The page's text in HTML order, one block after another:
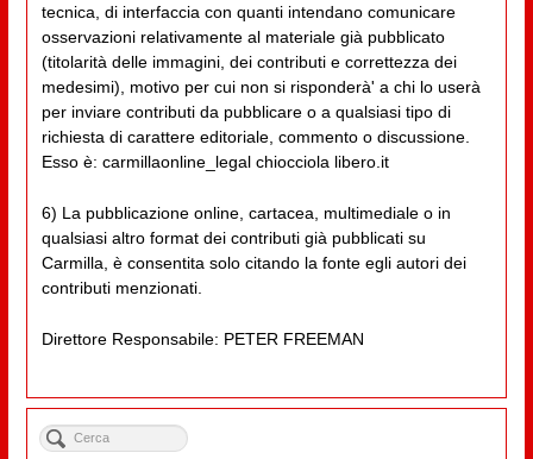
tecnica, di interfaccia con quanti intendano comunicare
osservazioni relativamente al materiale già pubblicato
(titolarità delle immagini, dei contributi e correttezza dei
medesimi), motivo per cui non si risponderà' a chi lo userà
per inviare contributi da pubblicare o a qualsiasi tipo di
richiesta di carattere editoriale, commento o discussione.
Esso è: carmillaonline_legal chiocciola libero.it
6) La pubblicazione online, cartacea, multimediale o in
qualsiasi altro format dei contributi già pubblicati su
Carmilla, è consentita solo citando la fonte egli autori dei
contributi menzionati.
Direttore Responsabile: PETER FREEMAN